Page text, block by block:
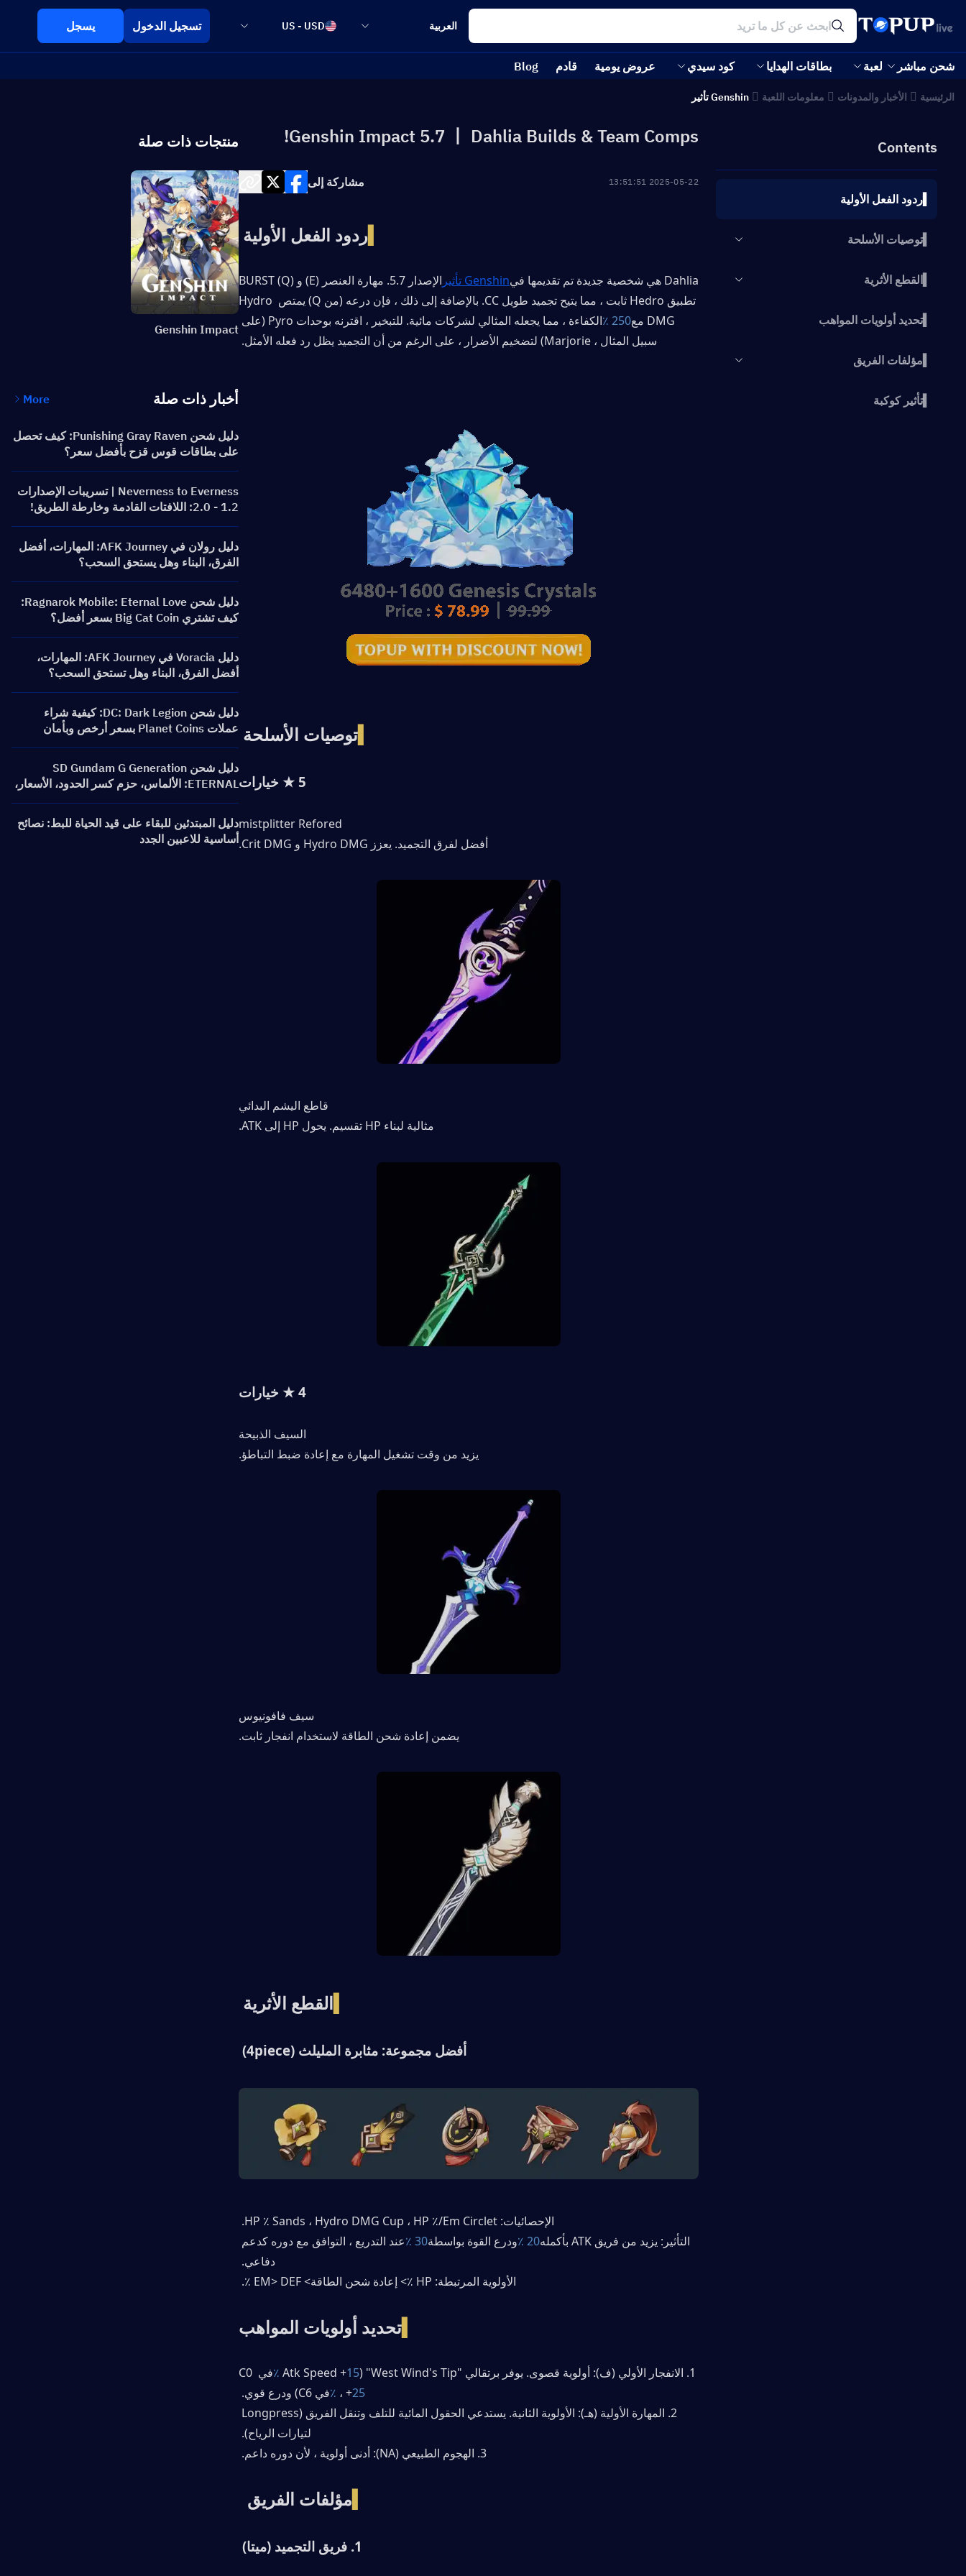
العربية US - USD تسجيل الدخول يسجل
شحن مباشر لعبة بطاقات الهدايا كود سيدي عروض يومية قادم Blog
الرئيسية الأخبار والمدونات معلومات اللعبة Genshin تأثير
Contents
▍ردود الفعل الأولية
▍توصيات الأسلحة
▍القطع الأثرية
▍تحديد أولويات المواهب
▍مؤلفات الفريق
▍تأثير كوكبة
Genshin Impact 5.7 丨 Dahlia Builds & Team Comps!
2025-05-22 13:51:51 مشاركة إلى
ردود الفعل الأولية
Dahlia هي شخصية جديدة تم تقديمها في Genshin تأثير
الإصدار 5.7. مهارة العنصر (E) و BURST (Q)
تطبيق Hedro ثابت ، مما يتيح تجميد طويل CC. بالإضافة إلى ذلك ، فإن درعه (من Q) يمتص Hydro
DMG مع
250 ٪
سبيل المثال ، Marjorie) لتضخيم الأضرار ، على الرغم من أن التجميد يظل رد فعله الأمثل.
توصيات الأسلحة
5 ★ خيارات
mistplitter Refored
أفضل لفرق التجميد. يعزز Hydro DMG و Crit DMG.
قاطع اليشم البدائي
مثالية لبناء HP تقسيم. يحول HP إلى ATK.
4 ★ خيارات
السيف الذبيحة
يزيد من وقت تشغيل المهارة مع إعادة ضبط التباطؤ.
سيف فافونيوس
يضمن إعادة شحن الطاقة لاستخدام انفجار ثابت.
القطع الأثرية
أفضل مجموعة: مثابرة المليلث (4piece)
الإحصائيات: HP ٪ Sands ، Hydro DMG Cup ، HP ٪/Em Circlet.
التأثير: يزيد من فريق ATK بأكمله
20 ٪ ودرع القوة بواسطة30 ٪
دفاعي.
الأولوية المرتبطة: HP ٪> إعادة شحن الطاقة> EM> DEF ٪.
تحديد أولويات المواهب
1. الانفجار الأولي (ف): أولوية قصوى. يوفر برتقالي "West Wind's Tip" (Atk Speed ​​+ 15 ٪
في C0
، +25 ٪
في C6) ودرع قوي.
لتيارات الرياح).
3. الهجوم الطبيعي (NA): أدنى أولوية ، لأن دوره داعم.
مؤلفات الفريق
منتجات ذات صلة
Genshin Impact
أخبار ذات صلة More
دليل شحن Punishing Gray Raven: كيف تحصل
على بطاقات قوس قزح بأفضل سعر؟
Neverness to Everness | تسريبات الإصدارات
1.2 - 2.0: اللافتات القادمة وخارطة الطريق!
دليل رولان في AFK Journey: المهارات، أفضل
الفرق، البناء وهل يستحق السحب؟
دليل شحن Ragnarok Mobile: Eternal Love:
كيف تشتري Big Cat Coin بسعر أفضل؟
دليل Voracia في AFK Journey: المهارات،
أفضل الفرق، البناء وهل تستحق السحب؟
دليل شحن DC: Dark Legion: كيفية شراء
عملات Planet Coins بسعر أرخص وبأمان
دليل شحن SD Gundam G Generation
ETERNAL: الألماس، حزم كسر الحدود، الأسعار،
وطرق إعادة الشحن
دليل المبتدئين للبقاء على قيد الحياة للبط: نصائح
أساسية للاعبين الجدد